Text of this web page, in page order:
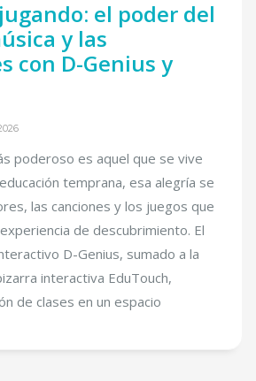
el poder del
y las
con D-Genius y
poderoso es aquel que se vive
temprana, esa alegría se
las canciones y los juegos que
de descubrimiento. El
D-Genius, sumado a la
interactiva EduTouch,
de clases en un espacio